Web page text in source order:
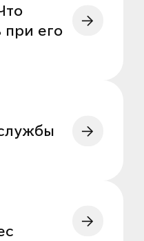
при его